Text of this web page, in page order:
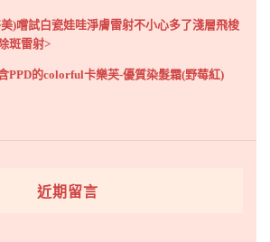
)嚐試白瓷娃哇淨膚雷射不小心多了淺層飛梭
斑雷射>
PPD的colorful卡樂芙-優質染髮霜(野莓紅)
近期留言